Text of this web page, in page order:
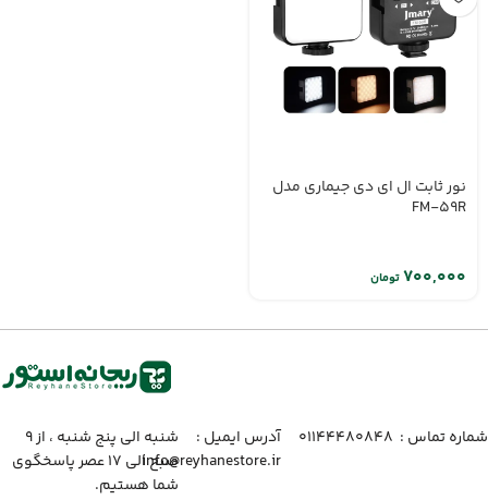
نور ثابت ال ای دی جیماری مدل
FM-59R
تومان
شماره تماس :‌ ۰۱۱۴۴۴۸۰۸۴۸
آدرس ایمیل :‌
info@reyhanestore.ir
شنبه الی پنج شنبه ، از ۹
صبح الی ۱۷ عصر پاسخگوی
شما هستیم.